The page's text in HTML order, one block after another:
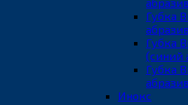
Губка
Губка
(синий
Губка
Инокс